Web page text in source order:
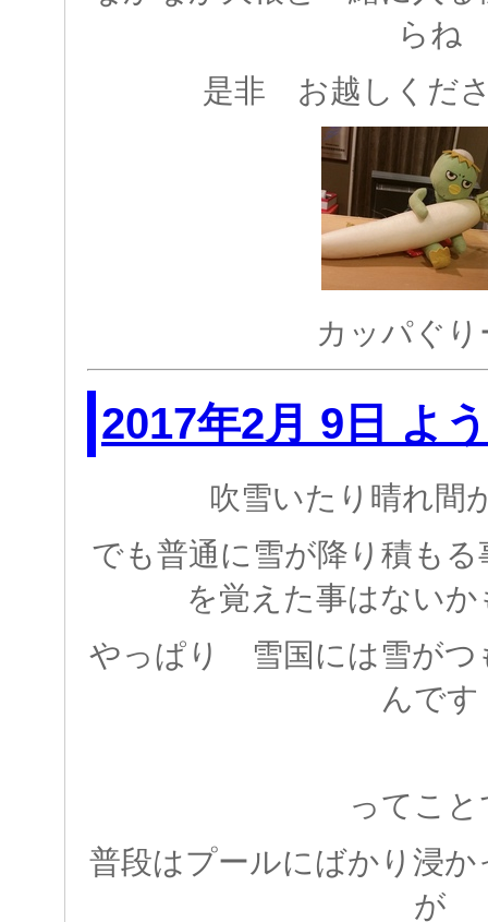
らね
是非 お越しくだ
カッパぐり
2017年2月 9日 よ
吹雪いたり晴れ間
でも普通に雪が降り積も
を覚えた事はない
やっぱり 雪国には雪がつ
んです
ってこと
普段はプールにばかり浸
が